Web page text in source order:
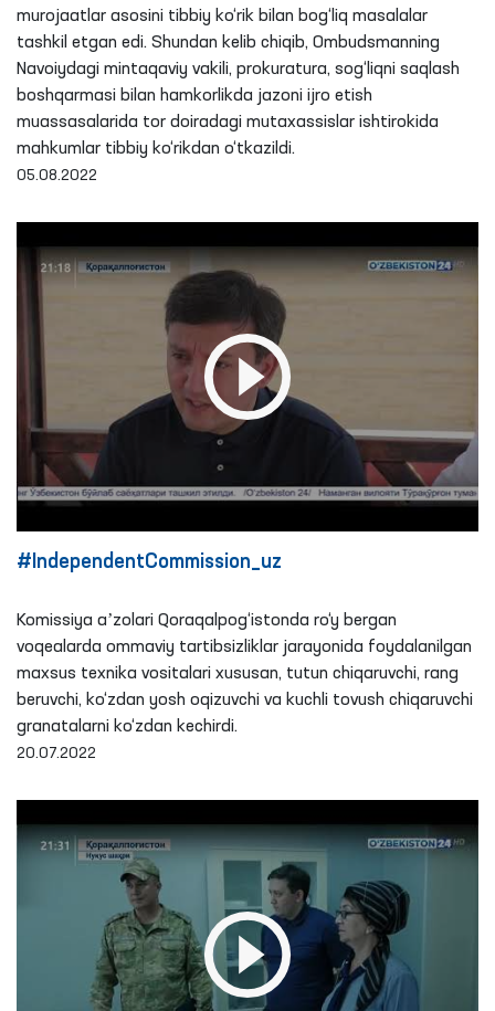
murojaatlar asosini tibbiy ko‘rik bilan bog‘liq masalalar
tashkil etgan edi. Shundan kelib chiqib, Ombudsmanning
Navoiydagi mintaqaviy vakili, prokuratura, sog‘liqni saqlash
boshqarmasi bilan hamkorlikda jazoni ijro etish
muassasalarida tor doiradagi mutaxassislar ishtirokida
mahkumlar tibbiy ko‘rikdan o‘tkazildi.
05.08.2022
#IndependentCommission_uz
Komissiya aʼzolari Qoraqalpog‘istonda ro‘y bergan
voqealarda ommaviy tartibsizliklar jarayonida foydalanilgan
maxsus texnika vositalari xususan, tutun chiqaruvchi, rang
beruvchi, ko‘zdan yosh oqizuvchi va kuchli tovush chiqaruvchi
granatalarni ko‘zdan kechirdi.
20.07.2022